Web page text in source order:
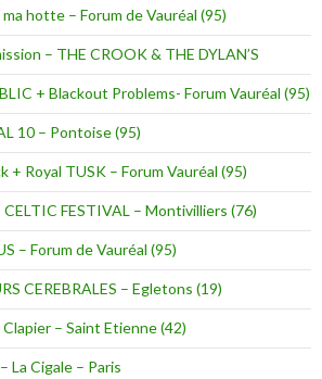
hotte – Forum de Vauréal (95)
– THE CROOK & THE DYLAN’S
+ Blackout Problems- Forum Vauréal (95)
10 – Pontoise (95)
Royal TUSK – Forum Vauréal (95)
FESTIVAL – Montivilliers (76)
– Forum de Vauréal (95)
CEREBRALES – Egletons (19)
– Saint Etienne (42)
La Cigale – Paris